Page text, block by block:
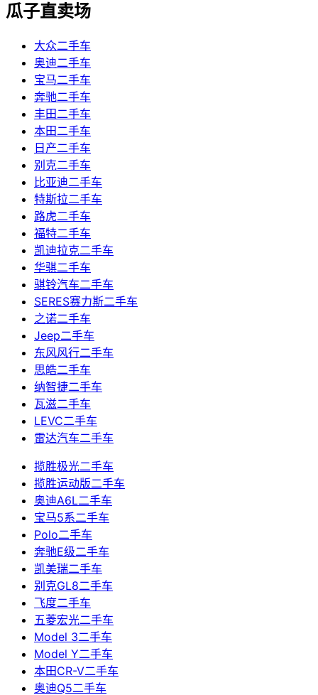
瓜子直卖场
大众二手车
奥迪二手车
宝马二手车
奔驰二手车
丰田二手车
本田二手车
日产二手车
别克二手车
比亚迪二手车
特斯拉二手车
路虎二手车
福特二手车
凯迪拉克二手车
华骐二手车
骐铃汽车二手车
SERES赛力斯二手车
之诺二手车
Jeep二手车
东风风行二手车
思皓二手车
纳智捷二手车
瓦滋二手车
LEVC二手车
雷达汽车二手车
揽胜极光二手车
揽胜运动版二手车
奥迪A6L二手车
宝马5系二手车
Polo二手车
奔驰E级二手车
凯美瑞二手车
别克GL8二手车
飞度二手车
五菱宏光二手车
Model 3二手车
Model Y二手车
本田CR-V二手车
奥迪Q5二手车